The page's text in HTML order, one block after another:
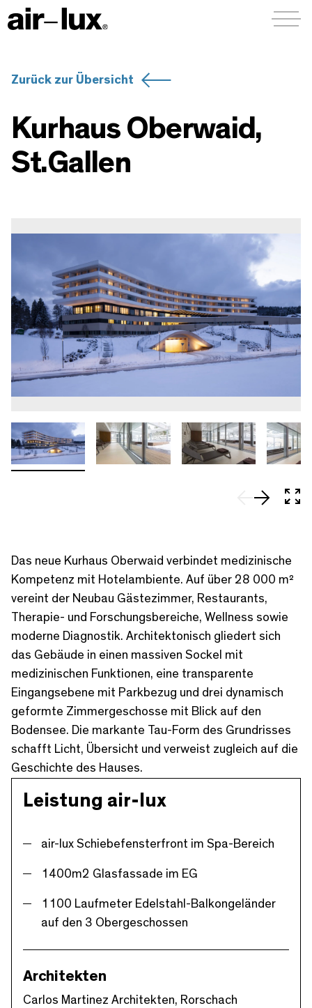
Menü
Zurück zur Übersicht
Kurhaus Oberwaid,
St.Gallen
Das neue Kurhaus Oberwaid verbindet medizinische
Kompetenz mit Hotelambiente. Auf über 28 000 m²
vereint der Neubau Gästezimmer, Restaurants,
Therapie- und Forschungsbereiche, Wellness sowie
moderne Diagnostik. Architektonisch gliedert sich
das Gebäude in einen massiven Sockel mit
medizinischen Funktionen, eine transparente
Eingangsebene mit Parkbezug und drei dynamisch
geformte Zimmergeschosse mit Blick auf den
Bodensee. Die markante Tau-Form des Grundrisses
schafft Licht, Übersicht und verweist zugleich auf die
Geschichte des Hauses.
Leistung air-lux
air-lux Schiebefensterfront im Spa-Bereich
1400m2 Glasfassade im EG
1100 Laufmeter Edelstahl-Balkongeländer
auf den 3 Obergeschossen
Architekten
Carlos Martinez Architekten, Rorschach